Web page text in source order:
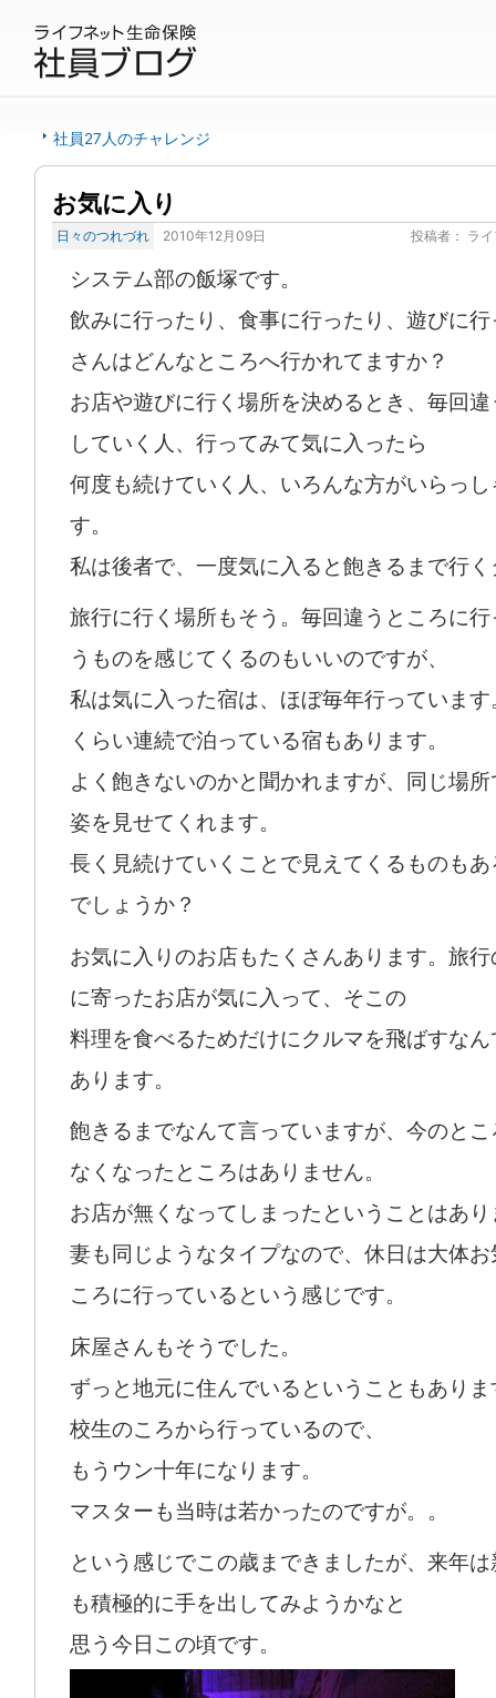
社員27人のチャレンジ
お気に入り
日々のつれづれ 2010年12月09日 投稿者： ラ
システム部の飯塚です。
飲みに行ったり、食事に行ったり、遊びに
さんはどんなところへ行かれてますか？
お店や遊びに行く場所を決めるとき、毎回
していく人、行ってみて気に入ったら
何度も続けていく人、いろんな方がいらっ
す。
私は後者で、一度気に入ると飽きるまで行
旅行に行く場所もそう。毎回違うところに
うものを感じてくるのもいいのですが、
私は気に入った宿は、ほぼ毎年行っていま
くらい連続で泊っている宿もあります。
よく飽きないのかと聞かれますが、同じ場
姿を見せてくれます。
長く見続けていくことで見えてくるものも
でしょうか？
お気に入りのお店もたくさんあります。旅
に寄ったお店が気に入って、そこの
料理を食べるためだけにクルマを飛ばすな
あります。
飽きるまでなんて言っていますが、今のと
なくなったところはありません。
お店が無くなってしまったということはあ
妻も同じようなタイプなので、休日は大体
ころに行っているという感じです。
床屋さんもそうでした。
ずっと地元に住んでいるということもあり
校生のころから行っているので、
もうウン十年になります。
マスターも当時は若かったのですが。。
という感じでこの歳まできましたが、来年
も積極的に手を出してみようかなと
思う今日この頃です。